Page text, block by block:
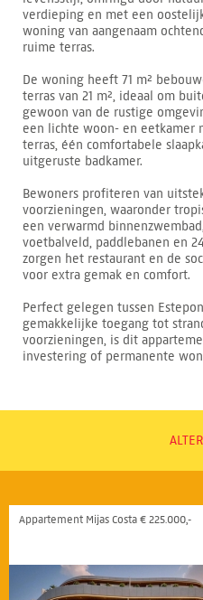
verdieping en met een
woning van aangenaam
ruime terras.
De woning heeft 71 m²
terras van 21 m², ideaal om
gewoon van de rustige
een lichte woon- en eetkamer
terras, één comfortabele
uitgeruste badkamer.
Bewoners profiteren van
voorzieningen, waaronder
een verwarmd
voetbalveld, paddlebanen en
zorgen het restaurant en de
voor extra gemak en comfort.
Perfect gelegen tussen
gemakkelijke toegang tot
voorzieningen, is dit
investering of permanente
Appartement Mijas Costa € 225.000,-